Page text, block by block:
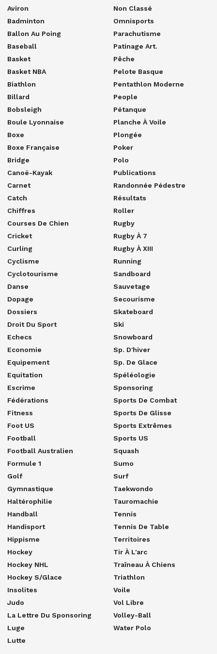
Aviron
Badminton
Ballon Au Poing
Baseball
Basket
Basket NBA
Biathlon
Billard
Bobsleigh
Boule Lyonnaise
Boxe
Boxe Française
Bridge
Canoë-Kayak
Carnet
Catch
Chiffres
Courses De Chien
Cricket
Curling
Cyclisme
Cyclotourisme
Danse
Dopage
Dossiers
Droit Du Sport
Echecs
Economie
Equipement
Equitation
Escrime
Fédérations
Fitness
Foot US
Football
Football Australien
Formule 1
Golf
Gymnastique
Haltérophilie
Handball
Handisport
Hippisme
Hockey
Hockey NHL
Hockey S/glace
Insolites
Judo
La Lettre Du Sponsoring
Luge
Lutte
Non Classé
Omnisports
Parachutisme
Patinage Art.
Pêche
Pelote Basque
Pentathlon Moderne
People
Pétanque
Planche À Voile
Plongée
Poker
Polo
Publications
Randonnée Pédestre
Résultats
Roller
Rugby
Rugby À 7
Rugby À XIII
Running
Sandboard
Sauvetage
Secourisme
Skateboard
Ski
Snowboard
Sp. D'hiver
Sp. De Glace
Spéléologie
Sponsoring
Sports De Combat
Sports De Glisse
Sports Extrêmes
Sports US
Squash
Sumo
Surf
Taekwondo
Tauromachie
Tennis
Tennis De Table
Territoires
Tir À L'arc
Traîneau À Chiens
Triathlon
Voile
Vol Libre
Volley-Ball
Water Polo